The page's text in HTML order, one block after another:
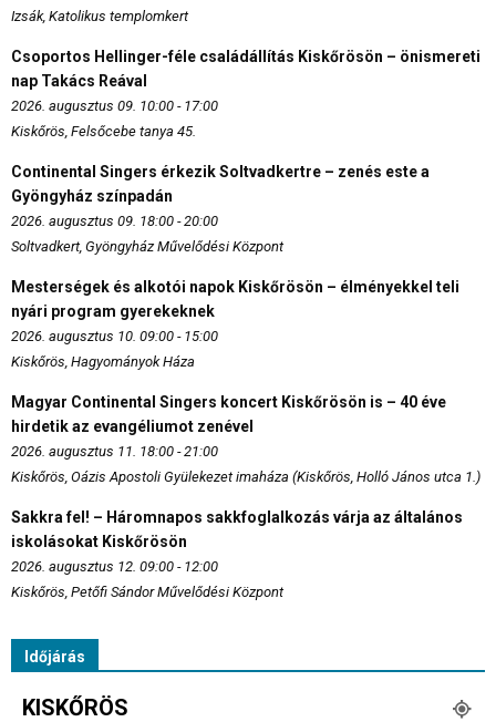
Izsák, Katolikus templomkert
Csoportos Hellinger-féle családállítás Kiskőrösön – önismereti
nap Takács Reával
2026. augusztus 09. 10:00 - 17:00
Kiskőrös, Felsőcebe tanya 45.
Continental Singers érkezik Soltvadkertre – zenés este a
Gyöngyház színpadán
2026. augusztus 09. 18:00 - 20:00
Soltvadkert, Gyöngyház Művelődési Központ
Mesterségek és alkotói napok Kiskőrösön – élményekkel teli
nyári program gyerekeknek
2026. augusztus 10. 09:00 - 15:00
Kiskőrös, Hagyományok Háza
Magyar Continental Singers koncert Kiskőrösön is – 40 éve
hirdetik az evangéliumot zenével
2026. augusztus 11. 18:00 - 21:00
Kiskőrös, Oázis Apostoli Gyülekezet imaháza (Kiskőrös, Holló János utca 1.)
Sakkra fel! – Háromnapos sakkfoglalkozás várja az általános
iskolásokat Kiskőrösön
2026. augusztus 12. 09:00 - 12:00
Kiskőrös, Petőfi Sándor Művelődési Központ
Időjárás
KISKŐRÖS